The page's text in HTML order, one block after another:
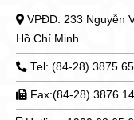
VPĐD: 233 Nguyễn
Hồ Chí Minh
Tel: (84-28) 3875
Fax:(84-28) 3876